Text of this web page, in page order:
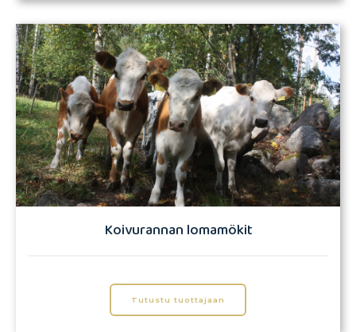
Koivurannan lomamökit
Tutustu tuottajaan